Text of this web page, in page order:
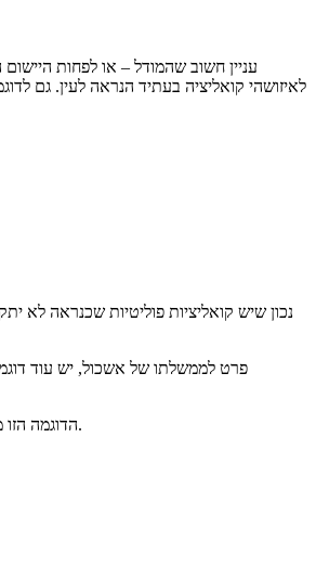
עניין חשוב שהמודל – או לפחות
נכון שיש קואליציות פוליטיות שכנראה לא
הדוגמה הזו מלמדת אותנו מדוע ערך שאפלי של 3 המפלגות המכונות "ערביות" אינו אפס – ביכולתן להשפיע במצבים מסויימים, והערך בהתאם: לא גבוה אך בכל זאת גדול מאפס.